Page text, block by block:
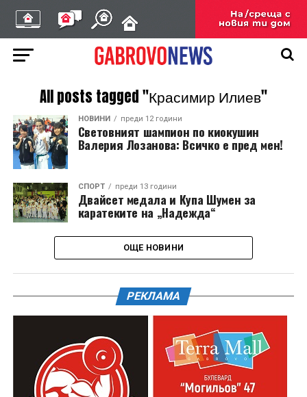
All posts tagged "Красимир Илиев"
НОВИНИ преди 12 години
Световният шампион по киокушин
Валерия Лозанова: Всичко е пред мен!
СПОРТ преди 13 години
Двайсет медала и Купа Шумен за
каратеките на „Надежда“
ОЩЕ НОВИНИ
РЕКЛАМА